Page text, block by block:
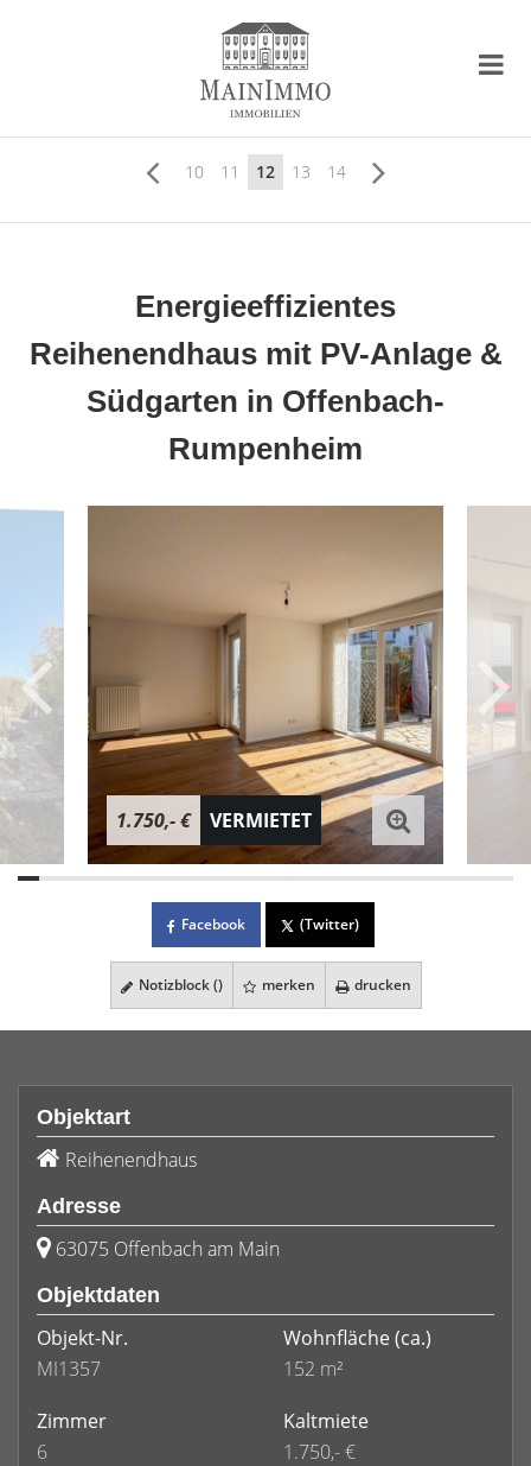
10 11 12 13 14
Energieeffizientes
Reihenendhaus mit PV-Anlage &
Südgarten in Offenbach-
Rumpenheim
1.750,- € VERMIETET
Facebook (Twitter)
Notizblock () merken drucken
Objektart
Reihenendhaus
Adresse
63075 Offenbach am Main
Objektdaten
Objekt-Nr.
MI1357
Wohnfläche(ca.)
152 m²
Zimmer
6
Kaltmiete
1.750,- €